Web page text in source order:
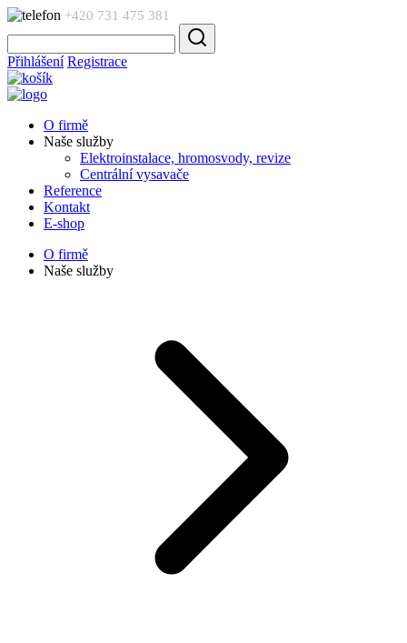
+420 731 475 381
Přihlášení Registrace
O firmě
Naše služby
Elektroinstalace, hromosvody, revize
Centrální vysavače
Reference
Kontakt
E-shop
O firmě
Naše služby